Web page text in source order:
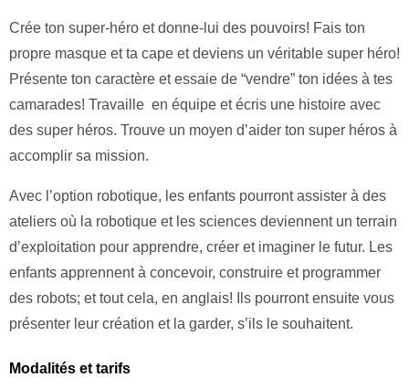
Crée ton super-héro et donne-lui des pouvoirs! Fais ton
propre masque et ta cape et deviens un véritable super héro!
Présente ton caractère et essaie de “vendre” ton idées à tes
camarades! Travaille en équipe et écris une histoire avec
des super héros. Trouve un moyen d’aider ton super héros à
accomplir sa mission.
Avec l’option robotique, les enfants pourront assister à des
ateliers où la robotique et les sciences deviennent un terrain
d’exploitation pour apprendre, créer et imaginer le futur. Les
enfants apprennent à concevoir, construire et programmer
des robots; et tout cela, en anglais! Ils pourront ensuite vous
présenter leur création et la garder, s’ils le souhaitent.
Modalités et tarifs